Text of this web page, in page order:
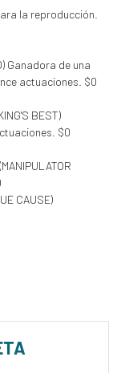
la reproducción.
Ganadora de una
actuaciones. $0
BEST)
$0
CAUSE)